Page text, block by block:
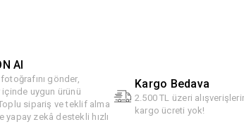
AI
fotoğrafını gönder,
içinde uygun ürünü
sipariş ve teklif alma
yapay zekâ destekli hızlı
Kargo Bedava
2.500 TL üzeri
kargo ücreti yok!